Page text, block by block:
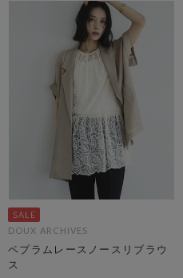
DOUX ARCHIVES
ペプラムレースノースリブラウ
ス